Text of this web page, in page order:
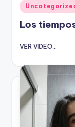
Publicado
en
Los
VER VIDEO...